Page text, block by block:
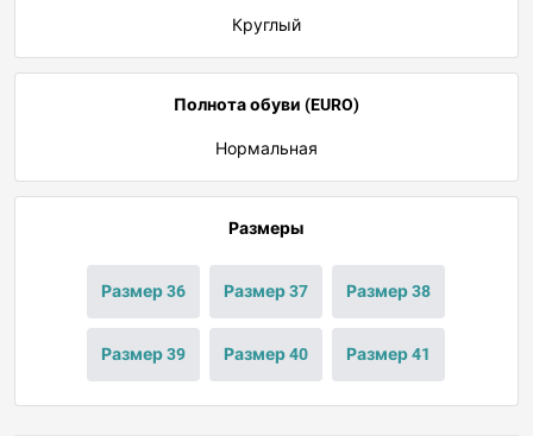
Круглый
Полнота обуви (EURO)
Нормальная
Размеры
Размер 36 Размер 37 Размер 38
Размер 39 Размер 40 Размер 41